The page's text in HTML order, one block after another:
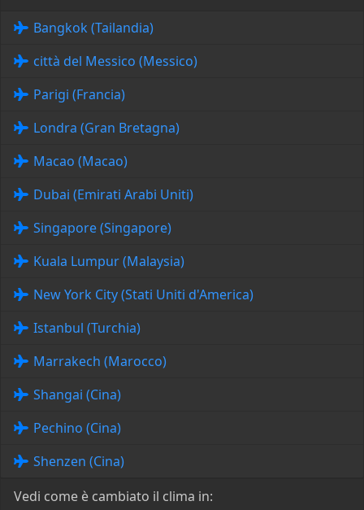
Bangkok (Tailandia)
città del Messico (Messico)
Parigi (Francia)
Londra (Gran Bretagna)
Macao (Macao)
Dubai (Emirati Arabi Uniti)
Singapore (Singapore)
Kuala Lumpur (Malaysia)
New York City (Stati Uniti d'America)
Istanbul (Turchia)
Marrakech (Marocco)
Shangai (Cina)
Pechino (Cina)
Shenzen (Cina)
Vedi come è cambiato il clima in: